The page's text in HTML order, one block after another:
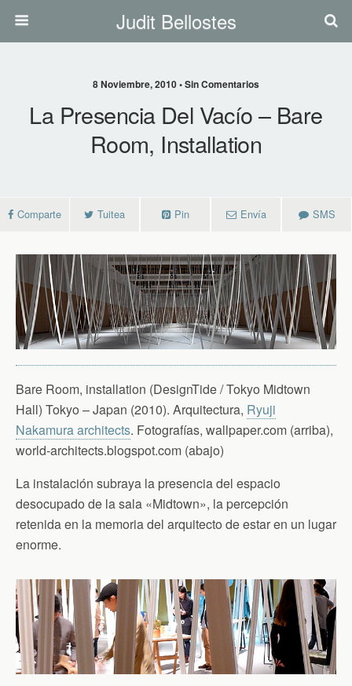
Judit Bellostes
8 Noviembre, 2010 • Sin Comentarios
La Presencia Del Vacío – Bare
Room, Installation
Comparte Tuitea Pin Envía SMS
Bare Room, installation (DesignTide / Tokyo Midtown
Hall) Tokyo – Japan (2010). Arquitectura, Ryuji
Nakamura architects. Fotografías, wallpaper.com (arriba),
world-architects.blogspot.com (abajo)
La instalación subraya la presencia del espacio
desocupado de la sala «Midtown», la percepción
retenida en la memoria del arquitecto de estar en un lugar
enorme.